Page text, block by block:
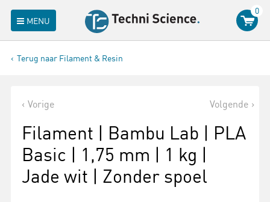
MENU
0
Terug naar Filament & Resin
Vorige Volgende
Filament | Bambu Lab | PLA
Basic | 1,75 mm | 1 kg |
Jade wit | Zonder spoel